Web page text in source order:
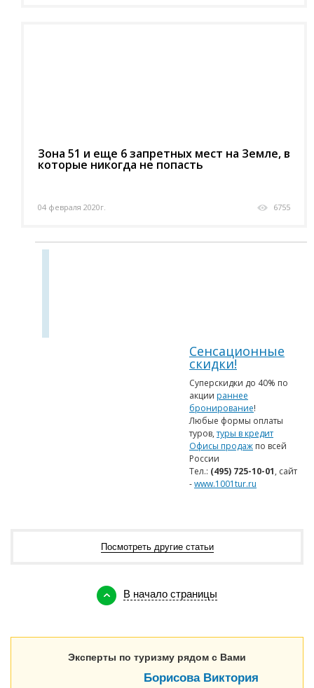
Зона 51 и еще 6 запретных мест на Земле, в
которые никогда не попасть
04 февраля 2020г. 6755
Сенсационные
скидки!
Суперскидки до 40% по
акции раннее
бронирование!
Любые формы оплаты
туров,туры в кредит
Офисы продаж по всей
России
Тел.: (495) 725-10-01, сайт
-www.1001tur.ru
Посмотреть другие статьи
В начало страницы
Эксперты по туризму рядом с Вами
Борисова Виктория